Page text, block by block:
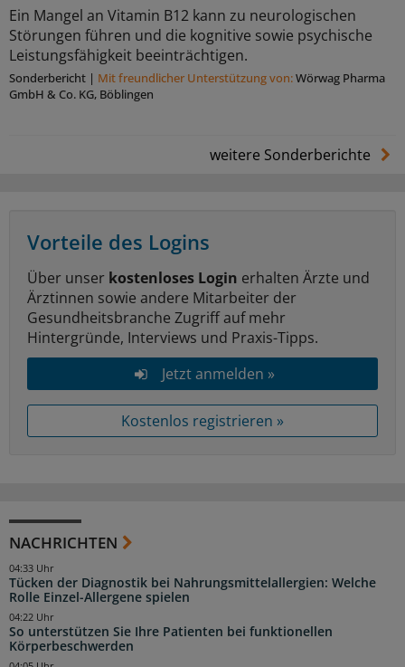
Ein Mangel an Vitamin B12 kann zu neurologischen
Störungen führen und die kognitive sowie psychische
Leistungsfähigkeit beeinträchtigen.
Sonderbericht | Mit freundlicher Unterstützung von:Wörwag Pharma
GmbH & Co. KG, Böblingen
weitere Sonderberichte
Vorteile des Logins
Über unser kostenloses Login erhalten Ärzte und
Ärztinnen sowie andere Mitarbeiter der
Gesundheitsbranche Zugriff auf mehr
Hintergründe, Interviews und Praxis-Tipps.
Jetzt anmelden »
Kostenlos registrieren »
NACHRICHTEN
Tücken der Diagnostik bei Nahrungsmittelallergien: Welche
Rolle Einzel-Allergene spielen
04:33 Uhr
So unterstützen Sie Ihre Patienten bei funktionellen
Körperbeschwerden
04:22 Uhr